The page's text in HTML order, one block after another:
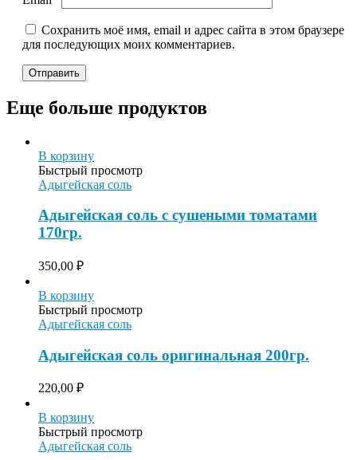
Сохранить моё имя, email и адрес сайта в этом браузере
для последующих моих комментариев.
Еще больше продуктов
В корзину
Быстрый просмотр
Адыгейская соль
Адыгейская соль с сушеными томатами
170гр.
350,00 ₽
В корзину
Быстрый просмотр
Адыгейская соль
Адыгейская соль оригинальная 200гр.
220,00 ₽
В корзину
Быстрый просмотр
Адыгейская соль